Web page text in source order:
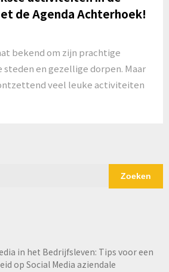
de Agenda Achterhoek!
bekend om zijn prachtige
en gezellige dorpen. Maar
veel leuke activiteiten
Zoeken
in het Bedrijfsleven: Tips voor een
op Social Media aziendale